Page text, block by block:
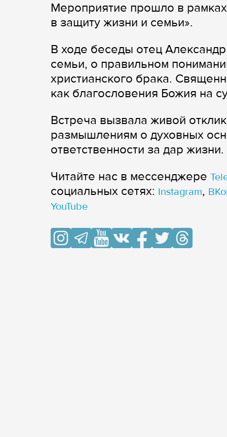
Мероприятие прошло в
в защиту жизни и семьи».
В ходе беседы отец
семьи, о правильном
христианского брака.
как благословения Божия на
Встреча вызвала живой
размышлениям о духовных
ответственности за дар жизни.
Читайте нас в мессенджере
cоциальных сетях: Instagram,
YouTube